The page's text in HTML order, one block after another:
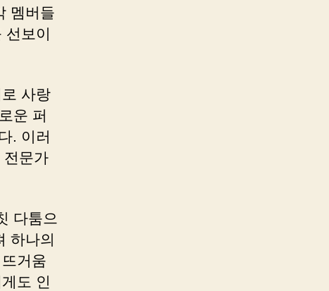
멤버들
선보이
사랑
운 퍼
. 이러
전문가
다툼으
하나의
거움
도 인